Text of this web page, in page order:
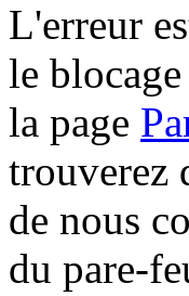
L'erreur
le
la page
trouverez
de nous
du pare-